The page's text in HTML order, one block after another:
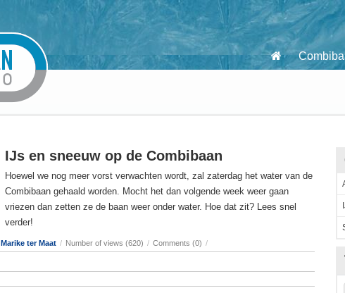
IJs en sneeuw op de Combibaan
Hoewel we nog meer vorst verwachten wordt, zal zaterdag het water van de
Combibaan gehaald worden. Mocht het dan volgende week weer gaan
vriezen dan zetten ze de baan weer onder water. Hoe dat zit? Lees snel
verder!
Marike ter Maat / Number of views (620) / Comments (0) /